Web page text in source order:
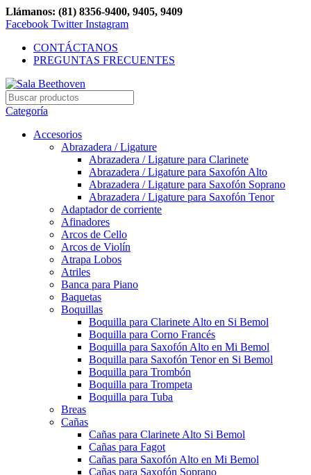
Llámanos: (81) 8356-9400, 9405, 9409
Facebook Twitter Instagram
CONTÁCTANOS
PREGUNTAS FRECUENTES
Categoría
Accesorios
Abrazadera / Ligature
Abrazadera / Ligature para Clarinete
Abrazadera / Ligature para Saxofón Alto
Abrazadera / Ligature para Saxofón Soprano
Abrazadera / Ligature para Saxofón Tenor
Adaptador de corriente
Afinadores
Arcos de Cello
Arcos de Violín
Atrapa Lobos
Atriles
Banca para Piano
Baquetas
Boquillas
Boquilla para Clarinete Alto en Si Bemol
Boquilla para Corno Francés
Boquilla para Saxofón Alto en Mi Bemol
Boquilla para Saxofón Tenor en Si Bemol
Boquilla para Trombón
Boquilla para Trompeta
Boquilla para Tuba
Breas
Cañas
Cañas para Clarinete Alto Si Bemol
Cañas para Fagot
Cañas para Saxofón Alto en Mi Bemol
Cañas para Saxofón Soprano